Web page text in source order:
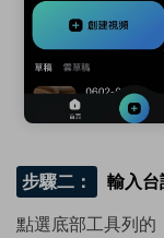
步驟二： 輸入台
點選底部工具列的